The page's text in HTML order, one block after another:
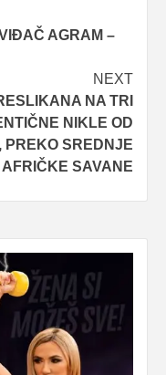
AGRAM –
NEXT
NA TRI
NIKLE OD
PREKO SREDNJE
SAVANE